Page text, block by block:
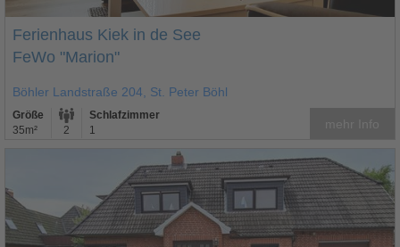
Ferienhaus Kiek in de See
FeWo "Marion"
Böhler Landstraße 204, St. Peter Böhl
Größe
35m²
2
Schlafzimmer
1